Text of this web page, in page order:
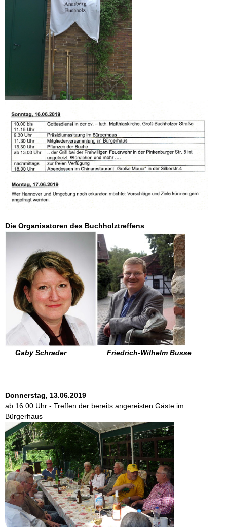
Die Organisatoren des Buchholztreffens
Gaby Schrader Friedrich-Wilhelm Busse
Donnerstag, 13.06.2019
ab 16:00 Uhr - Treffen der bereits angereisten Gäste im
Bürgerhaus